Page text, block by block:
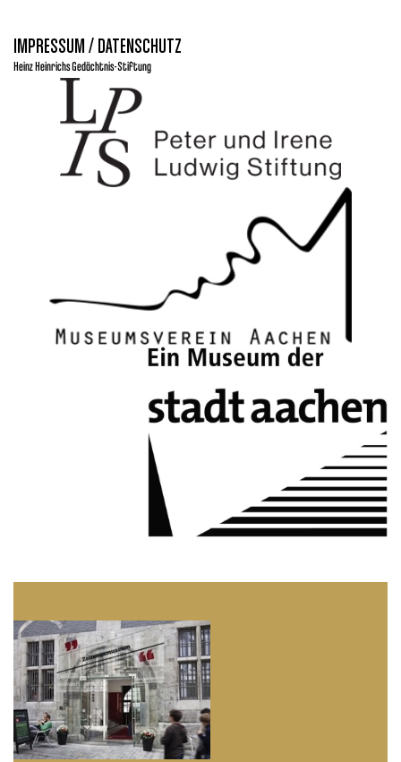
IMPRESSUM / DATENSCHUTZ
Heinz Heinrichs Gedächtnis-Stiftung